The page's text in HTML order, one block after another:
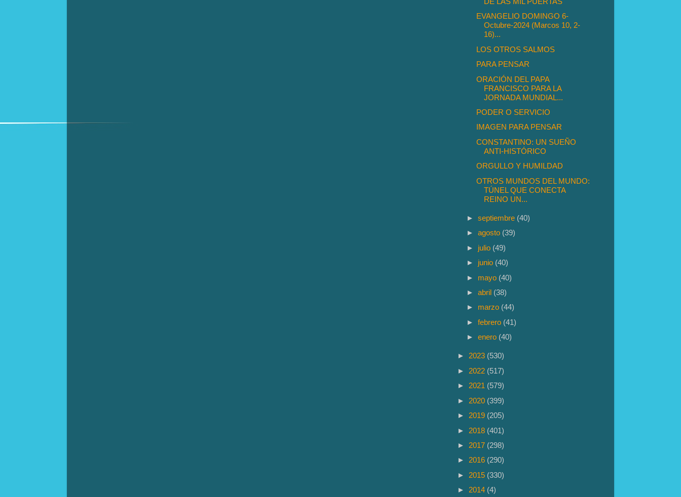
EVANGELIO DOMINGO 6-
Octubre-2024 (Marcos 10, 2-
16)...
LOS OTROS SALMOS
PARA PENSAR
ORACIÓN DEL PAPA
FRANCISCO PARA LA
JORNADA MUNDIAL...
PODER O SERVICIO
IMAGEN PARA PENSAR
CONSTANTINO: UN SUEÑO
ANTI-HISTÓRICO
ORGULLO Y HUMILDAD
OTROS MUNDOS DEL MUNDO:
TÚNEL QUE CONECTA
REINO UN...
►septiembre (40)
►agosto (39)
► julio (49)
► junio (40)
► mayo (40)
►abril (38)
► marzo (44)
►febrero (41)
►enero (40)
► 2023 (530)
► 2022 (517)
► 2021 (579)
► 2020 (399)
► 2019 (205)
► 2018 (401)
► 2017 (298)
► 2016 (290)
► 2015 (330)
► 2014 (4)